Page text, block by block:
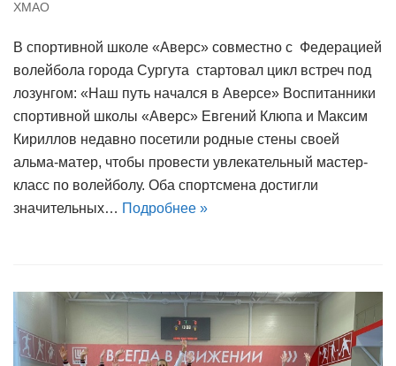
ХМАО
В спортивной школе «Аверс» совместно с Федерацией
волейбола города Сургута стартовал цикл встреч под
лозунгом: «Наш путь начался в Аверсе» Воспитанники
спортивной школы «Аверс» Евгений Клюпа и Максим
Кириллов недавно посетили родные стены своей
альма-матер, чтобы провести увлекательный мастер-
класс по волейболу. Оба спортсмена достигли
значительных… Подробнее »